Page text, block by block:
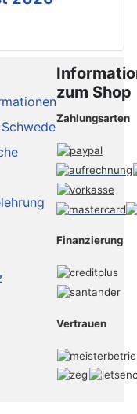
zum Shop
Zahlungsarten
Finanzierung
Vertrauen